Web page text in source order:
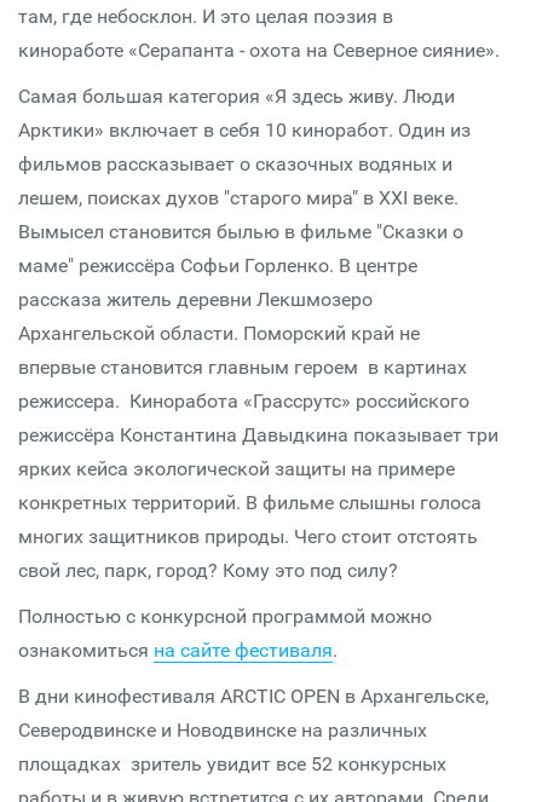
там, где небосклон. И это целая поэзия в
киноработе «Серапанта - охота на Северное сияние».
Самая большая категория «Я здесь живу. Люди
Арктики» включает в себя 10 киноработ. Один из
фильмов рассказывает о сказочных водяных и
лешем, поисках духов "старого мира" в XXI веке.
Вымысел становится былью в фильме "Сказки о
маме" режиссёра Софьи Горленко. В центре
рассказа житель деревни Лекшмозеро
Архангельской области. Поморский край не
впервые становится главным героем в картинах
режиссера. Киноработа «Грассрутс» российского
режиссёра Константина Давыдкина показывает три
ярких кейса экологической защиты на примере
конкретных территорий. В фильме слышны голоса
многих защитников природы. Чего стоит отстоять
свой лес, парк, город? Кому это под силу?
Полностью с конкурсной программой можно
ознакомиться на сайте фестиваля.
В дни кинофестиваля ARCTIC OPEN в Архангельске,
Северодвинске и Новодвинске на различных
площадках зритель увидит все 52 конкурсных